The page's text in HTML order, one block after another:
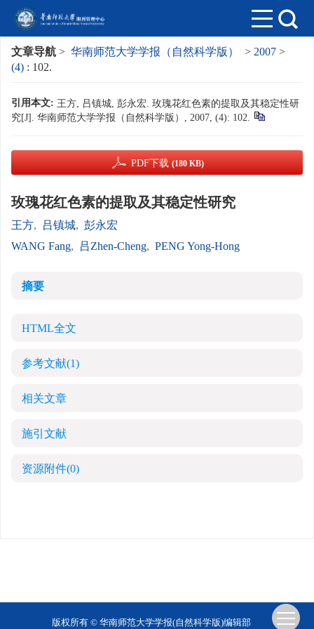
文章导航 > 华南师范大学学报（自然科学版） > 2007 >
(4) : 102.
引用本文: 王方, 吕镇城, 彭永宏. 玫瑰花红色素的提取及其稳定性研
究[J]. 华南师范大学学报（自然科学版）, 2007, (4): 102.
PDF下载 (180 KB)
玫瑰花红色素的提取及其稳定性研究
王方, 吕镇城, 彭永宏
WANG Fang, 吕Zhen-Cheng, PENG Yong-Hong
摘要
HTML全文
参考文献(1)
相关文章
施引文献
资源附件(0)
版权所有 © 华南师范大学学报(自然科学版)编辑部